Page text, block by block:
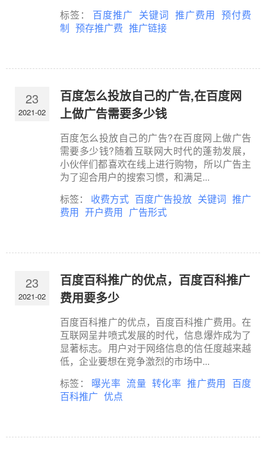
标签： 百度推广 关键词 推广费用 预付费
制 预存推广费 推广链接
23
2021-02
百度怎么投放自己的广告,在百度网
上做广告需要多少钱
百度怎么投放自己的广告?在百度网上做广告
需要多少钱?随着互联网大时代的蓬勃发展，
小伙伴们都喜欢在线上进行购物，所以广告主
为了迎合用户的搜索习惯，和满足...
标签： 收费方式 百度广告投放 关键词 推广
费用 开户费用 广告形式
23
2021-02
百度百科推广的优点，百度百科推广
费用要多少
百度百科推广的优点，百度百科推广费用。在
互联网呈井喷式发展的时代，信息爆炸成为了
显著标志。用户对于网络信息的信任度越来越
低，企业要想在竞争激烈的市场中...
标签： 曝光率 流量 转化率 推广费用 百度
百科推广 优点